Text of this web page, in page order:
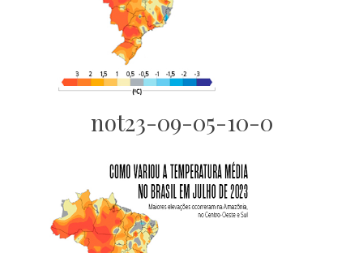
not23-09-05-10-0